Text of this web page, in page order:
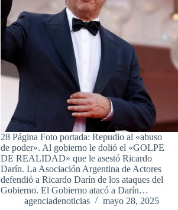
28 Página Foto portada: Repudio al «abuso
de poder». Al gobierno le dolió el «GOLPE
DE REALIDAD» que le asestó Ricardo
Darín. La Asociación Argentina de Actores
defendió a Ricardo Darín de los ataques del
Gobierno. El Gobierno atacó a Darín…
agenciadenoticias
mayo 28, 2025